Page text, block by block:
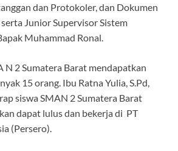
dan Protokoler, dan Dokumen
serta Junior Supervisor Sistem
Muhammad Ronal.
N 2 Sumatera Barat mendapatkan
15 orang. Ibu Ratna Yulia, S.Pd,
siswa SMAN 2 Sumatera Barat
dapat lulus dan bekerja di PT
(Persero).